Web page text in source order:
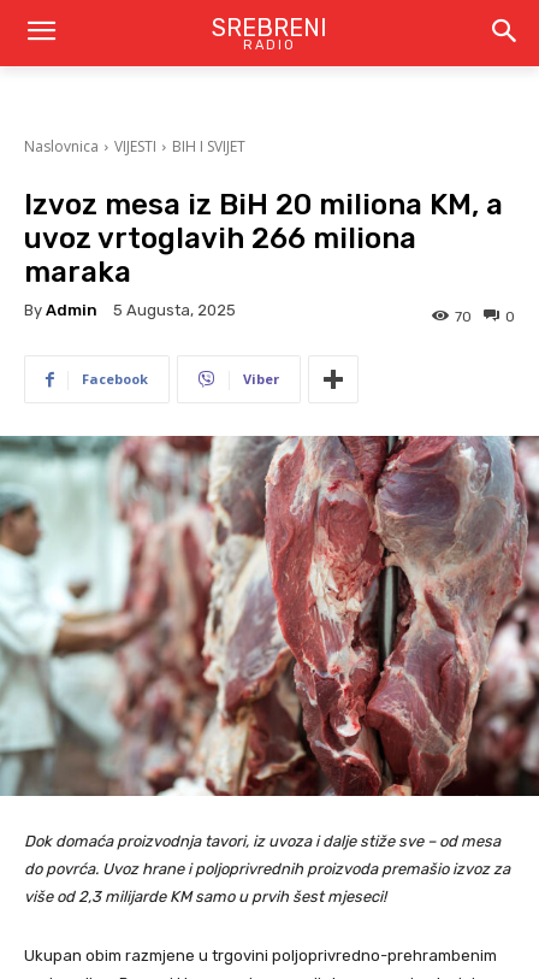
SREBRENI
RADIO
Naslovnica VIJESTI BIH I SVIJET
Izvoz mesa iz BiH 20 miliona KM, a
uvoz vrtoglavih 266 miliona
maraka
By Admin 5 Augusta, 2025 0
70
Facebook Viber
Dok domaća proizvodnja tavori, iz uvoza i dalje stiže sve – od mesa
do povrća. Uvoz hrane i poljoprivrednih proizvoda premašio izvoz za
više od 2,3 milijarde KM samo u prvih šest mjeseci!
Ukupan obim razmjene u trgovini poljoprivredno-prehrambenim